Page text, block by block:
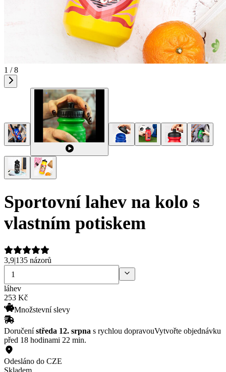
1 / 8
Sportovní lahev na kolo s
vlastním potiskem
3,9|135 názorů
láhev
253 Kč
Množstevní slevy
Doručenístředa 12. srpna s rychlou dopravouVytvořte objednávku
před 18 hodinami 22 min.
Odesláno do CZE
Skladem